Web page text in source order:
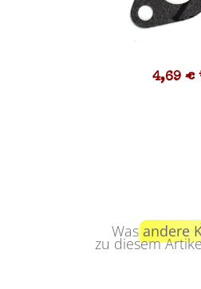
4,69 €
Wasandere
zu diesem